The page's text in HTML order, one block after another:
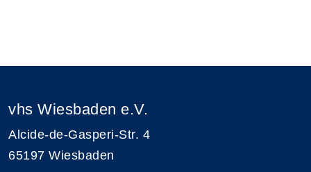
vhs Wiesbaden e.V.
Alcide-de-Gasperi-Str. 4
65197 Wiesbaden